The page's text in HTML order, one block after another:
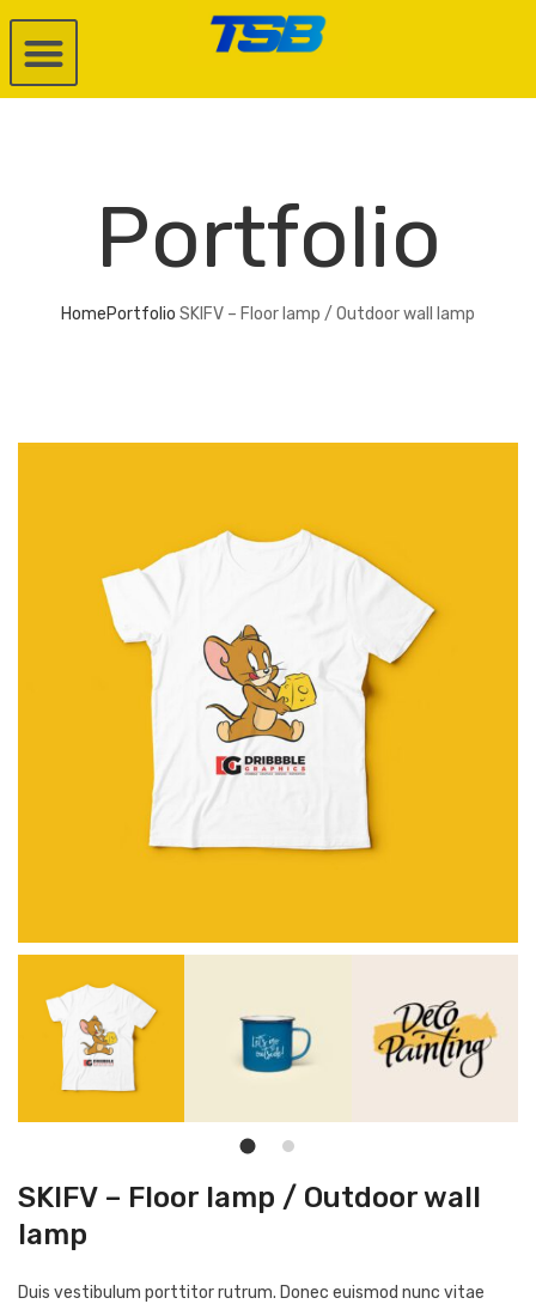
Portfolio
HomePortfolio SKIFV – Floor lamp / Outdoor wall lamp
SKIFV – Floor lamp / Outdoor wall
lamp
Duis vestibulum porttitor rutrum. Donec euismod nunc vitae